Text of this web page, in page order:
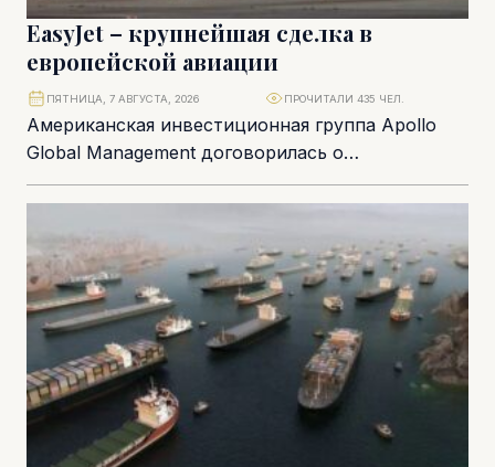
EasyJet – крупнейшая сделка в
европейской авиации
Американская инвестиционная группа Apollo
Global Management договорилась о
приобретении британского авиаперевозчика
easyJet за £5,7 млрд, завершив многомесячную
борьбу за один...
ПЯТНИЦА, 7 АВГУСТА, 2026 ПРОЧИТАЛИ 435 ЧЕЛ.